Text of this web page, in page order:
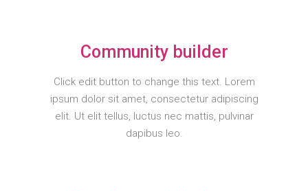
Community builder
Click edit button to change this text. Lorem
ipsum dolor sit amet, consectetur adipiscing
elit. Ut elit tellus, luctus nec mattis, pulvinar
dapibus leo.